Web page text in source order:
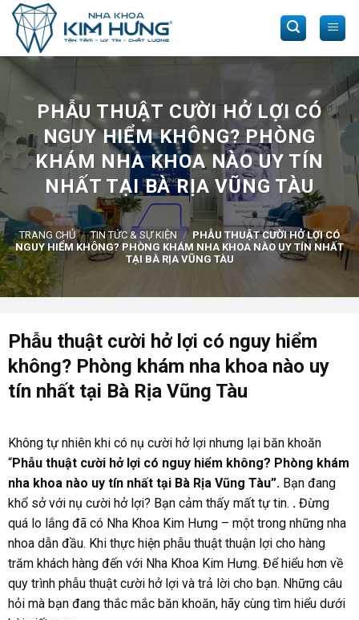
Skip
content
PHẪU THUẬT CƯỜI HỞ LỢI CÓ
NGUY HIỂM KHÔNG? PHÒNG
KHÁM NHA KHOA NÀO UY TÍN
NHẤT TẠI BÀ RỊA VŨNG TÀU
TRANG CHỦ / TIN TỨC & SỰ KIỆN / PHẪU THUẬT CƯỜI HỞ LỢI CÓ
NGUY HIỂM KHÔNG? PHÒNG KHÁM NHA KHOA NÀO UY TÍN NHẤT
TẠI BÀ RỊA VŨNG TÀU
Phẫu thuật cười hở lợi có nguy hiểm
không? Phòng khám nha khoa nào uy
tín nhất tại Bà Rịa Vũng Tàu
Không tự nhiên khi có nụ cười hở lợi nhưng lại băn khoăn
“Phẫu thuật cười hở lợi có nguy hiểm không? Phòng khám
nha khoa nào uy tín nhất tại Bà Rịa Vũng Tàu”. Bạn đang
khổ sở với nụ cười hở lợi? Bạn cảm thấy mất tự tin. . Đừng
quá lo lắng đã có Nha Khoa Kim Hưng – một trong những nha
nhoa dẫn đầu. Khi thực hiện phẫu thuật thuận lợi cho hàng
trăm khách hàng đến với Nha Khoa Kim Hưng. Để hiểu hơn về
quy trình phẫu thuật cười hở lợi và trả lời cho bạn. Những câu
hỏi mà bạn đang thắc mắc băn khoăn, hãy cùng tìm hiểu dưới